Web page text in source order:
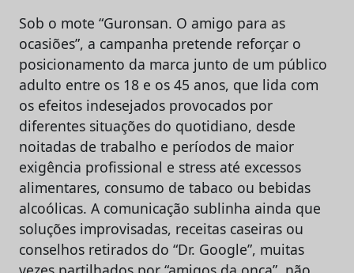
Sob o mote “Guronsan. O amigo para as
ocasiões”, a campanha pretende reforçar o
posicionamento da marca junto de um público
adulto entre os 18 e os 45 anos, que lida com
os efeitos indesejados provocados por
diferentes situações do quotidiano, desde
noitadas de trabalho e períodos de maior
exigência profissional e stress até excessos
alimentares, consumo de tabaco ou bebidas
alcoólicas. A comunicação sublinha ainda que
soluções improvisadas, receitas caseiras ou
conselhos retirados do “Dr. Google”, muitas